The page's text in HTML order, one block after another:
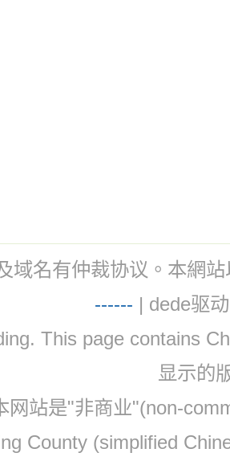
域名有仲裁协议。本網
------ | dede驱
This page contains
显示的
网站是"非商业"(non-
County (simplified